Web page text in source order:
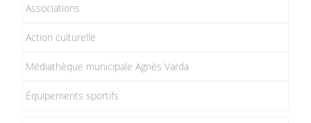
Associations
Action culturelle
Médiathèque municipale Agnès Varda
Équipements sportifs